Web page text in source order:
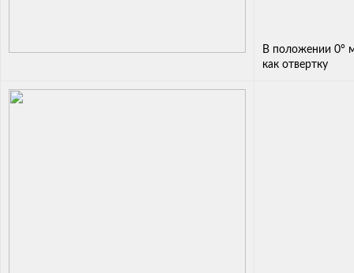
В положении 0°
как отвертку